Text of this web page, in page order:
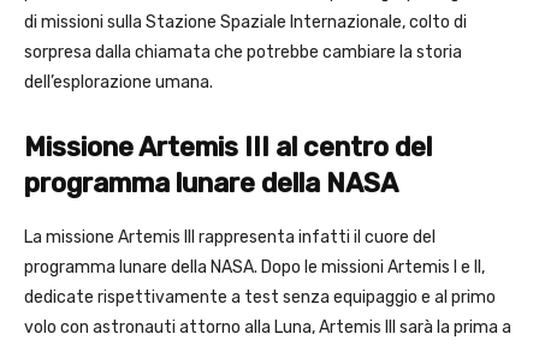
di missioni sulla Stazione Spaziale Internazionale, colto di
sorpresa dalla chiamata che potrebbe cambiare la storia
dell’esplorazione umana.
Missione Artemis III al centro del
programma lunare della NASA
La missione Artemis III rappresenta infatti il cuore del
programma lunare della NASA. Dopo le missioni Artemis I e II,
dedicate rispettivamente a test senza equipaggio e al primo
volo con astronauti attorno alla Luna, Artemis III sarà la prima a